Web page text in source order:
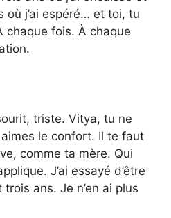
où j’ai espéré… et toi, tu
chaque fois. À chaque
triste. Vitya, tu ne
aimes le confort. Il te faut
comme ta mère. Qui
J’ai essayé d’être
ans. Je n’en ai plus